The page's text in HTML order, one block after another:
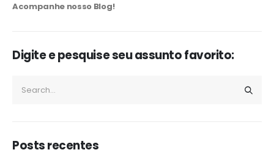
Acompanhe nosso Blog!
Digite e pesquise seu assunto favorito:
Posts recentes